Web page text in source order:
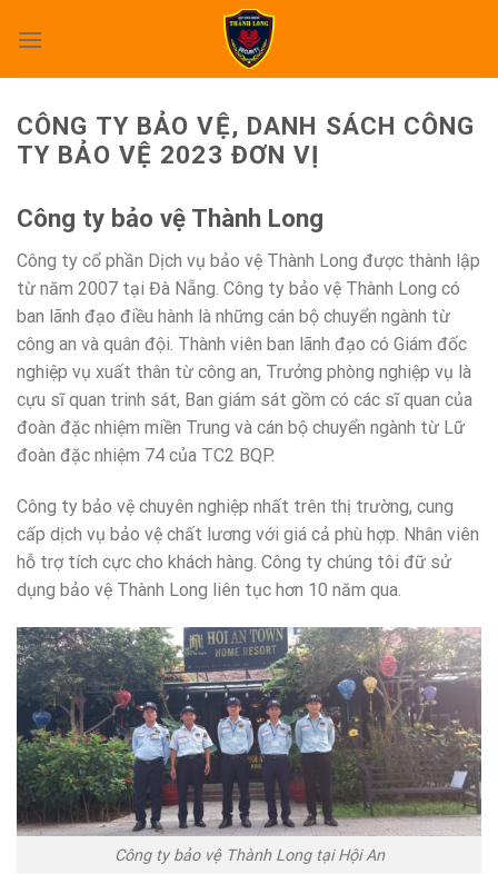
CÔNG TY BẢO VỆ, DANH SÁCH CÔNG
TY BẢO VỆ 2023 ĐƠN VỊ
Công ty bảo vệ Thành Long
Công ty cổ phần Dịch vụ bảo vệ Thành Long được thành lập
từ năm 2007 tại Đà Nẵng. Công ty bảo vệ Thành Long có
ban lãnh đạo điều hành là những cán bộ chuyển ngành từ
công an và quân đội. Thành viên ban lãnh đạo có Giám đốc
nghiệp vụ xuất thân từ công an, Trưởng phòng nghiệp vụ là
cựu sĩ quan trinh sát, Ban giám sát gồm có các sĩ quan của
đoàn đặc nhiệm miền Trung và cán bộ chuyển ngành từ Lữ
đoàn đặc nhiệm 74 của TC2 BQP.
Công ty bảo vệ chuyên nghiệp nhất trên thị trường, cung
cấp dịch vụ bảo vệ chất lương với giá cả phù hợp. Nhân viên
hỗ trợ tích cực cho khách hàng. Công ty chúng tôi đữ sử
dụng bảo vệ Thành Long liên tục hơn 10 năm qua.
Công ty bảo vệ Thành Long tại Hội An